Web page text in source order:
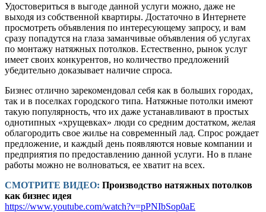
Удостовериться в выгоде данной услуги можно, даже не
выходя из собственной квартиры. Достаточно в Интернете
просмотреть объявления по интересующему запросу, и вам
сразу попадутся на глаза заманчивые объявления об услугах
по монтажу натяжных потолков. Естественно, рынок услуг
имеет своих конкурентов, но количество предложений
убедительно доказывает наличие спроса.
Бизнес отлично зарекомендовал себя как в больших городах,
так и в поселках городского типа. Натяжные потолки имеют
такую популярность, что их даже устанавливают в простых
однотипных «хрущевках» люди со средним достатком, желая
облагородить свое жилье на современный лад. Спрос рождает
предложение, и каждый день появляются новые компании и
предприятия по предоставлению данной услуги. Но в плане
работы можно не волноваться, ее хватит на всех.
СМОТРИТЕ ВИДЕО: Производство натяжных потолков
как бизнес идея
https://www.youtube.com/watch?v=pPNIbSop0aE